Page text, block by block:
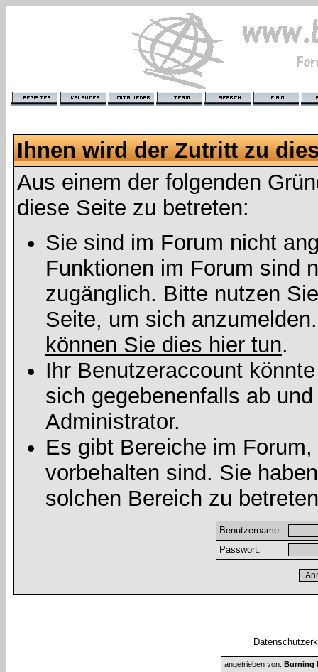
Ihnen wird der Zutritt zu
Aus einem der folgenden
diese Seite zu betreten:
Sie sind im Forum nicht
Funktionen im Forum sind
zugänglich. Bitte nutzen
Seite, um sich
können Sie dies hier tun.
Ihr Benutzeraccount
sich gegebenenfalls ab
Administrator.
Es gibt Bereiche im
vorbehalten sind. Sie
solchen Bereich zu
Benutzername:
Passwort:
angetrieben von: Burning